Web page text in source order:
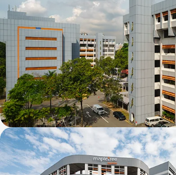
Kolam Ayer 1